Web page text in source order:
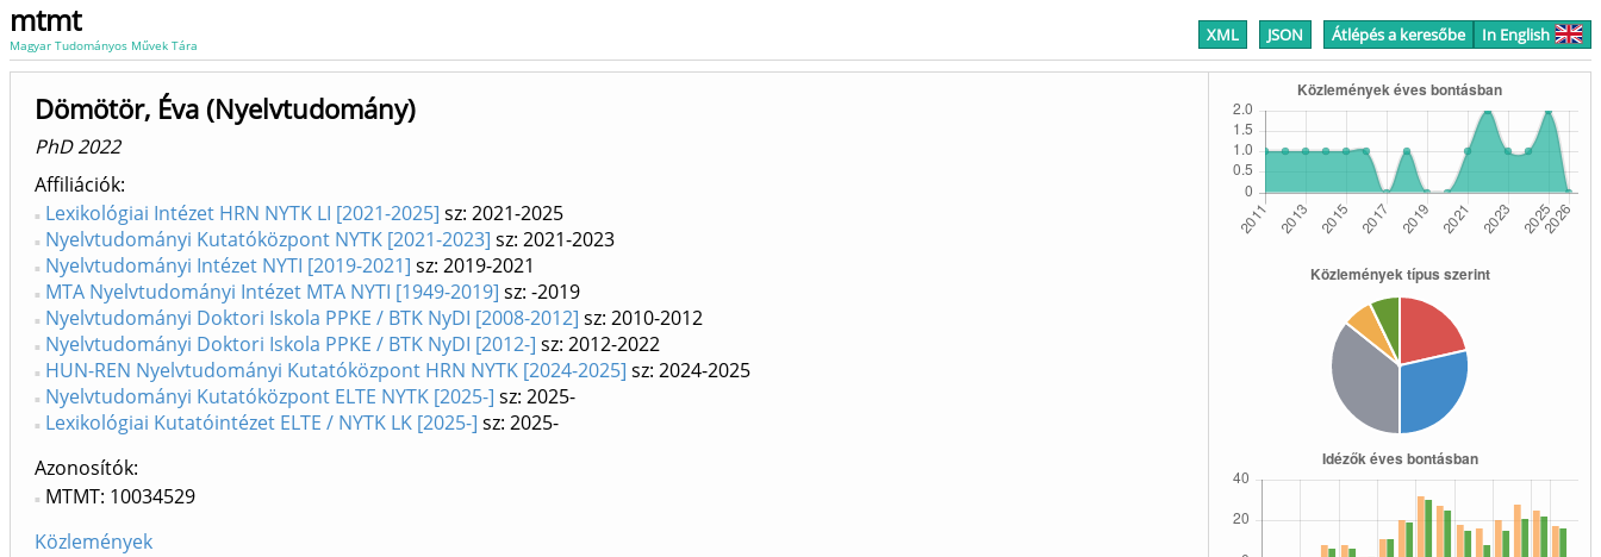
mtmt
Magyar Tudományos Művek Tára XML JSON Átlépés a keresőbe In English
Dömötör, Éva (Nyelvtudomány)
PhD 2022
Affiliációk
Lexikológiai Intézet HRN NYTK LI [2021-2025] sz: 2021-2025
Nyelvtudományi Kutatóközpont NYTK [2021-2023] sz: 2021-2023
Nyelvtudományi Intézet NYTI [2019-2021] sz: 2019-2021
MTA Nyelvtudományi Intézet MTA NYTI [1949-2019] sz: -2019
Nyelvtudományi Doktori Iskola PPKE / BTK NyDI [2008-2012] sz: 2010-2012
Nyelvtudományi Doktori Iskola PPKE / BTK NyDI [2012-] sz: 2012-2022
HUN-REN Nyelvtudományi Kutatóközpont HRN NYTK [2024-2025] sz: 2024-2025
Nyelvtudományi Kutatóközpont ELTE NYTK [2025-] sz: 2025-
Lexikológiai Kutatóintézet ELTE / NYTK LK [2025-] sz: 2025-
Azonosítók
MTMT: 10034529
Közlemények